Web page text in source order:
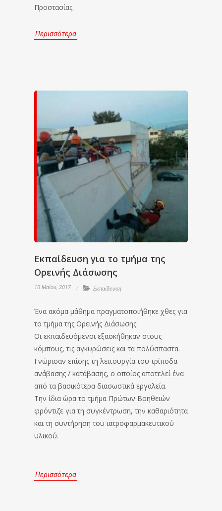
Προστασίας.
Περισσότερα
Εκπαίδευση για το τμήμα της
Ορεινής Διάσωσης
10 Μαΐου, 2017 Εκπαίδευση
Ένα ακόμα μάθημα πραγματοποιήθηκε χθες για
το τμήμα της Ορεινής Διάσωσης.
Οι εκπαιδευόμενοι εξασκήθηκαν στους
κόμπους, τις αγκυρώσεις και τα πολύσπαστα.
Γνώρισαν επίσης τη λειτουργία του τρίποδα
ανάβασης / κατάβασης, ο οποίος αποτελεί ένα
από τα βασικότερα διασωστικά εργαλεία.
Την ίδια ώρα το τμήμα Πρώτων Βοηθειών
φρόντιζε για τη συγκέντρωση, την καθαριότητα
και τη συντήρηση του ιατροφαρμακευτικού
υλικού.
Περισσότερα